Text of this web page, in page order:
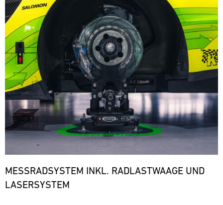
den
notwendigen
Ersatzteilen.
MESSRADSYSTEM INKL. RADLASTWAAGE UND
LASERSYSTEM